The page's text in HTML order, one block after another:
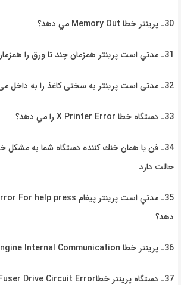
30ـ پرينتر خطا مي دهد؟
31ـ مدتي است پرينتر همزمان چند تا ورق را همزمان به داخل مي كشد؟
32ـ مدتی است پرینتر به سختی کاغذ را به داخل می کشد؟
33ـ دستگاه خطا را مي دهد؟
34ـ فن يا همان خنك كننده دستگاه شما به مشكل
حالت دارد
35ـ مدتي است پرينتر پيغام For help press
دهد؟
36ـ پرينتر خطا
37ـ دستگاه پرينتر خطا Drive Circuit Error